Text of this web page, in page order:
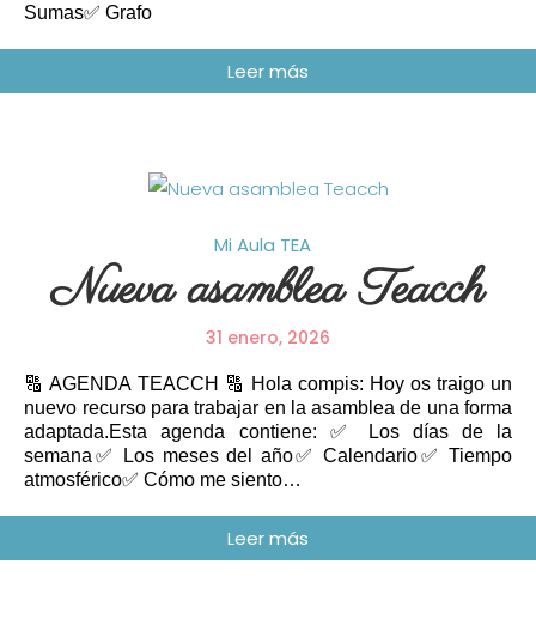
Sumas✅ Grafo
Mi Aula TEA
Nueva asamblea Teacch
31 enero, 2026
🔠 AGENDA TEACCH 🔠 Hola compis: Hoy os traigo un
nuevo recurso para trabajar en la asamblea de una forma
adaptada.Esta agenda contiene: ✅ Los días de la
semana✅ Los meses del año✅ Calendario✅ Tiempo
atmosférico✅ Cómo me siento…